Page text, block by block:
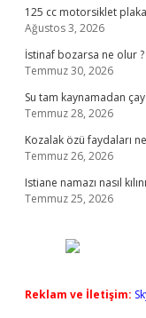
125 cc motorsiklet
Ağustos 3, 2026
İstinaf bozarsa ne olur ?
Temmuz 30, 2026
Su tam kaynamadan
Temmuz 28, 2026
Kozalak özü faydaları
Temmuz 26, 2026
Istiane namazı nasıl
Temmuz 25, 2026
Reklam ve İletişim: